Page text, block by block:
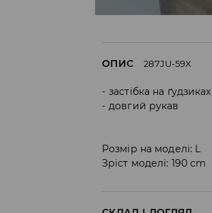
ОПИС 287JU-59X
застібка на ґудзиках
довгий рукав
Розмір на моделі: L
Зріст моделі: 190 cm